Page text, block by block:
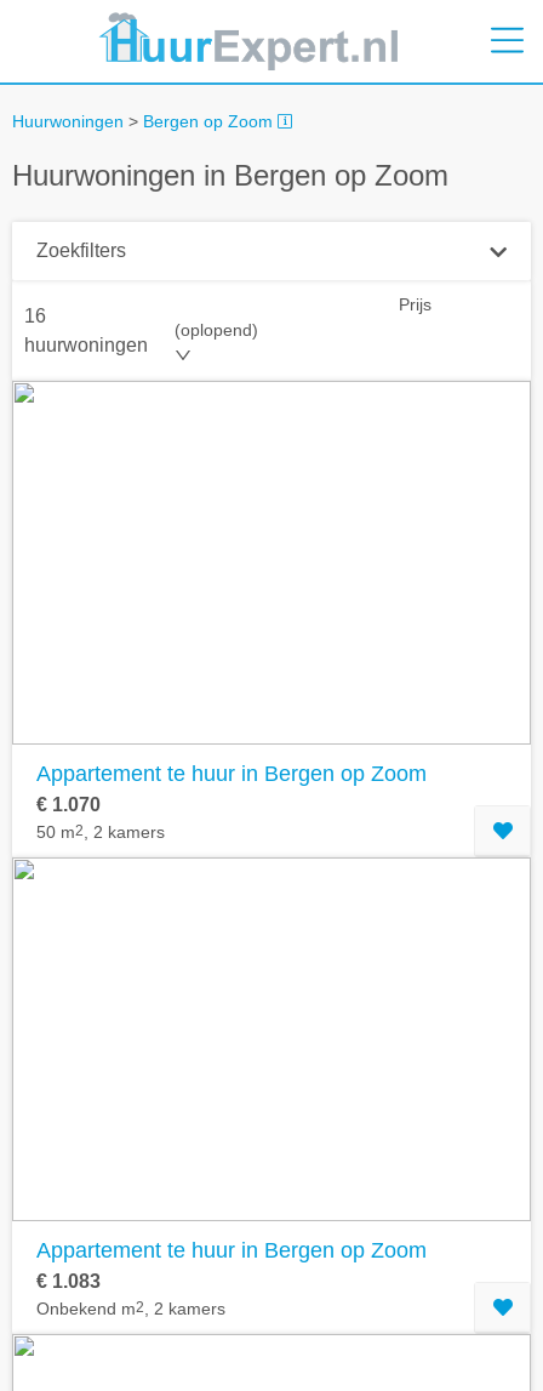
Huurwoningen > Bergen op Zoom
Huurwoningen in Bergen op Zoom
Zoekfilters
+ 0 km
16
huurwoningen
Prijs
(oplopend)
Appartement te huur in Bergen op Zoom
€ 1.070
50 m2 , 2 kamers
Appartement te huur in Bergen op Zoom
€ 1.083
Onbekend m2 , 2 kamers